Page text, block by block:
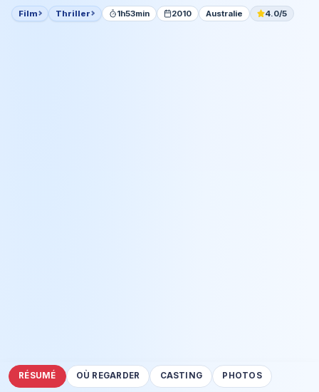
Film Thriller 1h53min 2010 Australie 4.0/5
RÉSUMÉ OÙ REGARDER CASTING PHOTOS